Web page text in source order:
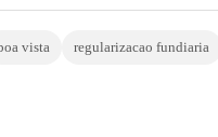
vista regularizacao fundiaria